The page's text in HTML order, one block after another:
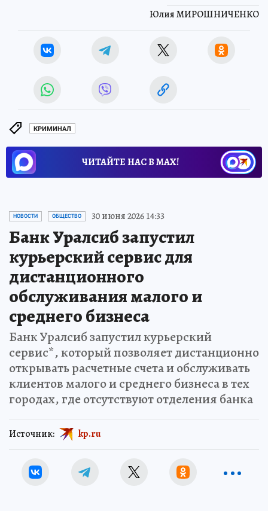
Юлия МИРОШНИЧЕНКО
КРИМИНАЛ
ЧИТАЙТЕ НАС В МАХ!
НОВОСТИ ОБЩЕСТВО 30 июня 2026 14:33
Банк Уралсиб запустил
курьерский сервис для
дистанционного
обслуживания малого и
среднего бизнеса
Банк Уралсиб запустил курьерский
сервис*, который позволяет дистанционно
открывать расчетные счета и обслуживать
клиентов малого и среднего бизнеса в тех
городах, где отсутствуют отделения банка
Источник: kp.ru